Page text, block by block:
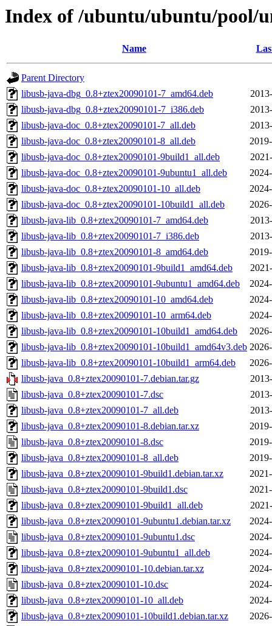
Index of /ubuntu/ubuntu/pool/
Name
Parent Directory
libusb-java-dbg_0.8+ztex20090101-7_amd64.deb
libusb-java-dbg_0.8+ztex20090101-7_i386.deb
libusb-java-doc_0.8+ztex20090101-7_all.deb
libusb-java-doc_0.8+ztex20090101-8_all.deb
libusb-java-doc_0.8+ztex20090101-9build1_all.deb
libusb-java-doc_0.8+ztex20090101-9ubuntu1_all.deb
libusb-java-doc_0.8+ztex20090101-10_all.deb
libusb-java-doc_0.8+ztex20090101-10build1_all.deb
libusb-java-lib_0.8+ztex20090101-7_amd64.deb
libusb-java-lib_0.8+ztex20090101-7_i386.deb
libusb-java-lib_0.8+ztex20090101-8_amd64.deb
libusb-java-lib_0.8+ztex20090101-9build1_amd64.deb
libusb-java-lib_0.8+ztex20090101-9ubuntu1_amd64.deb
libusb-java-lib_0.8+ztex20090101-10_amd64.deb
libusb-java-lib_0.8+ztex20090101-10_arm64.deb
libusb-java-lib_0.8+ztex20090101-10build1_amd64.deb
libusb-java-lib_0.8+ztex20090101-10build1_amd64v3.deb
libusb-java-lib_0.8+ztex20090101-10build1_arm64.deb
libusb-java_0.8+ztex20090101-7.debian.tar.gz
libusb-java_0.8+ztex20090101-7.dsc
libusb-java_0.8+ztex20090101-7_all.deb
libusb-java_0.8+ztex20090101-8.debian.tar.xz
libusb-java_0.8+ztex20090101-8.dsc
libusb-java_0.8+ztex20090101-8_all.deb
libusb-java_0.8+ztex20090101-9build1.debian.tar.xz
libusb-java_0.8+ztex20090101-9build1.dsc
libusb-java_0.8+ztex20090101-9build1_all.deb
libusb-java_0.8+ztex20090101-9ubuntu1.debian.tar.xz
libusb-java_0.8+ztex20090101-9ubuntu1.dsc
libusb-java_0.8+ztex20090101-9ubuntu1_all.deb
libusb-java_0.8+ztex20090101-10.debian.tar.xz
libusb-java_0.8+ztex20090101-10.dsc
libusb-java_0.8+ztex20090101-10_all.deb
libusb-java_0.8+ztex20090101-10build1.debian.tar.xz